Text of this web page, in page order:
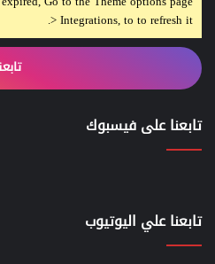
> Integrations, to to refresh it.
تابعنا على فيسبوك
تابعنا علي اليوتيوب